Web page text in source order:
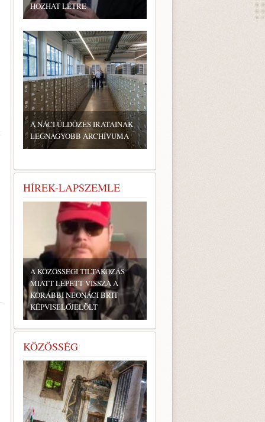
HOZHAT LÉTRE
A NÁCI ÜLDÖZÉS IRATAINAK
LEGNAGYOBB ARCHÍVUMA
HÍREK-LAPSZEMLE
A KÖZÖSSÉGI TILTAKOZÁS
MIATT LÉPETT VISSZA A
KORÁBBI NEONÁCI BRIT
KÉPVISELŐJELÖLT
KÖZÖSSÉG